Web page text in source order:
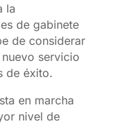
la
de gabinete
de considerar
servicio
de éxito.
en marcha
nivel de